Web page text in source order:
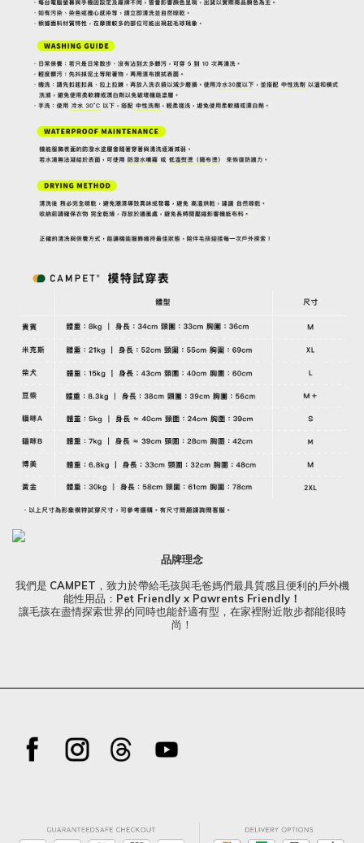
品牌理念
我們是 CAMPET ，致力於帶給毛孩與毛爸媽們最具質感且便利的戶外機
能性用品： Pet Friendly x Pawrents Friendly！
讓毛孩在盡情探索世界的同時也能舒適有型，在家裡附近散步都能很時
尚！